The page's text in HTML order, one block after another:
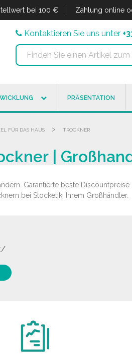
bei 100 € Zahlung online
Kontaktieren Sie uns unter
PRÄSENTATION
FÜR DAS HAUS > TROCKNER
|
Garantierte beste
bei Stocketik, Ihrem Großhändler.